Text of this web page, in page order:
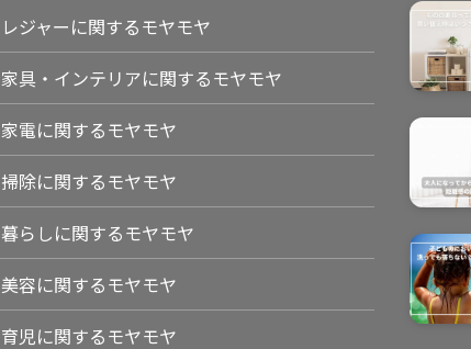
レジャーに関するモヤモヤ
家具・インテリアに関するモヤモヤ
家電に関するモヤモヤ
掃除に関するモヤモヤ
暮らしに関するモヤモヤ
美容に関するモヤモヤ
育児に関するモヤモヤ